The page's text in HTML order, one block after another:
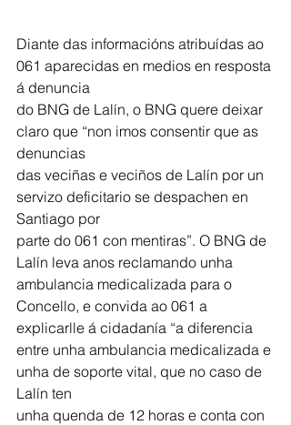
Diante das informacións atribuídas ao
061 aparecidas en medios en resposta
á denuncia
do BNG de Lalín, o BNG quere deixar
claro que “non imos consentir que as
denuncias
das veciñas e veciños de Lalín por un
servizo deficitario se despachen en
Santiago por
parte do 061 con mentiras”. O BNG de
Lalín leva anos reclamando unha
ambulancia medicalizada para o
Concello, e convida ao 061 a
explicarlle á cidadanía “a diferencia
entre unha ambulancia medicalizada e
unha de soporte vital, que no caso de
Lalín ten
unha quenda de 12 horas e conta con